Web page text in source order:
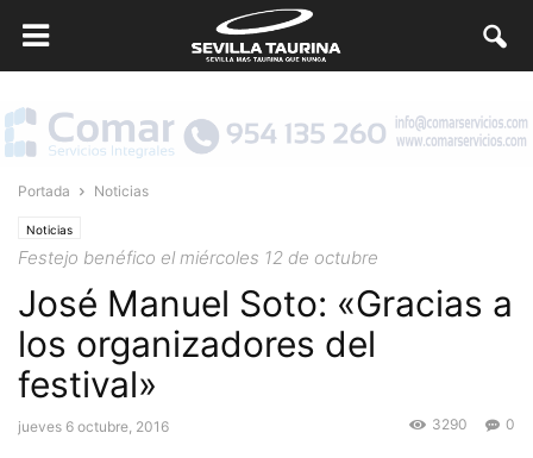
Portada Noticias
Noticias
Festejo benéfico el miércoles 12 de octubre
José Manuel Soto: «Gracias a
los organizadores del
festival»
jueves 6 octubre, 2016 0
3290